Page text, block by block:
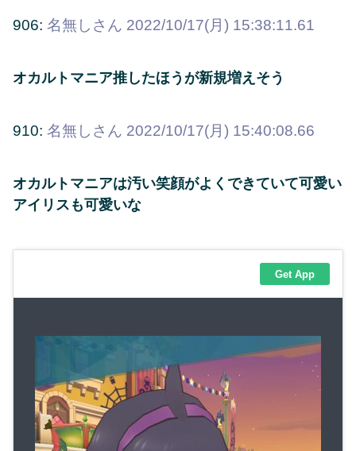
906: 名無しさん 2022/10/17(月) 15:38:11.61
オカルトマニア推したほうが新規増えそう
910: 名無しさん 2022/10/17(月) 15:40:08.66
オカルトマニアは汚い笑顔がよくできていて可愛い
アイリスも可愛いな